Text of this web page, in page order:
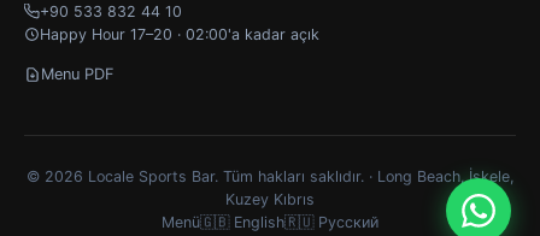
+90 533 832 44 10
Happy Hour 17–20 · 02:00'a kadar açık
Menu PDF
© 2026 Locale Sports Bar. Tüm hakları saklıdır. · Long Beach, İskele,
Kuzey Kıbrıs
Menü🇬🇧 English🇷🇺 Русский